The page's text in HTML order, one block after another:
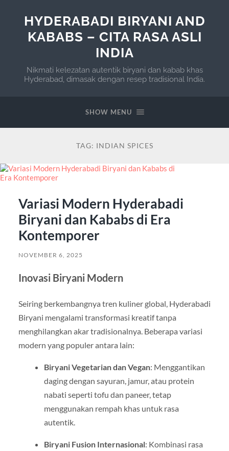
HYDERABADI BIRYANI AND
KABABS – CITA RASA ASLI
INDIA
Nikmati kelezatan autentik biryani dan kabab khas
Hyderabad, dimasak dengan resep tradisional India.
SHOW MENU
TAG: INDIAN SPICES
Variasi Modern Hyderabadi
Biryani dan Kababs di Era
Kontemporer
NOVEMBER 6, 2025
Inovasi Biryani Modern
Seiring berkembangnya tren kuliner global, Hyderabadi
Biryani mengalami transformasi kreatif tanpa
menghilangkan akar tradisionalnya. Beberapa variasi
modern yang populer antara lain:
Biryani Vegetarian dan Vegan: Menggantikan
daging dengan sayuran, jamur, atau protein
nabati seperti tofu dan paneer, tetap
menggunakan rempah khas untuk rasa
autentik.
Biryani Fusion Internasional: Kombinasi rasa